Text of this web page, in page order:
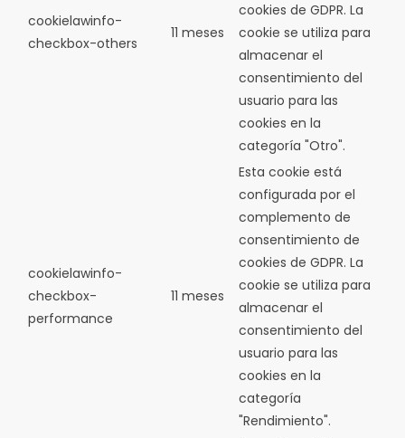
cookielawinfo-
checkbox-others
11 meses
cookies de GDPR. La
cookie se utiliza para
almacenar el
consentimiento del
usuario para las
cookies en la
categoría "Otro".
cookielawinfo-
checkbox-
performance
11 meses
Esta cookie está
configurada por el
complemento de
consentimiento de
cookies de GDPR. La
cookie se utiliza para
almacenar el
consentimiento del
usuario para las
cookies en la
categoría
"Rendimiento".